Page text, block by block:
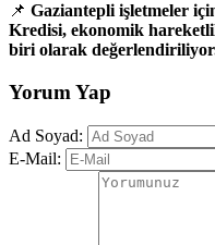
📌 Gaziantepli işletmeler
Kredisi, ekonomik
biri olarak
Yorum Yap
Ad Soyad:
E-Mail: